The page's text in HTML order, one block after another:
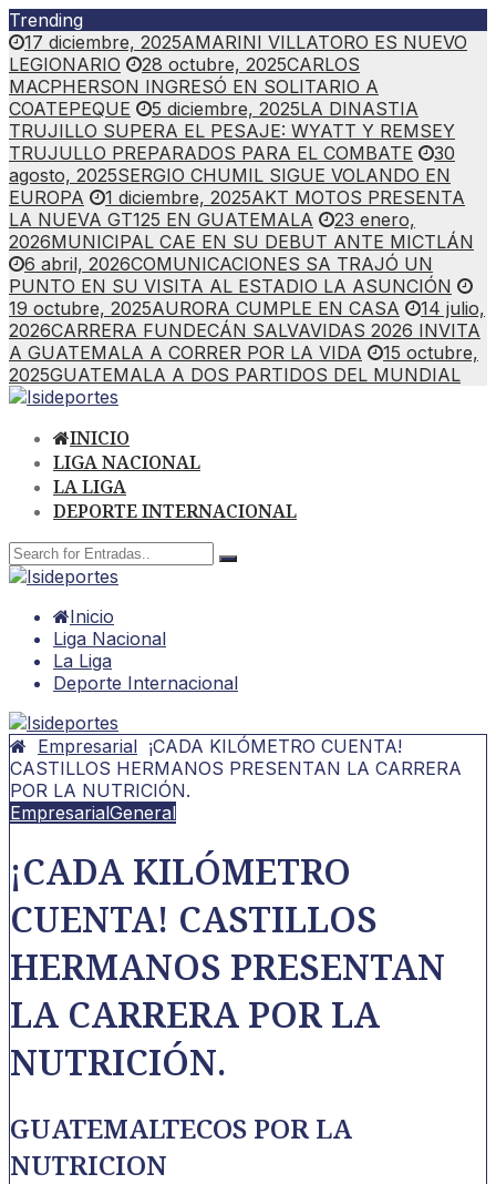
Skip
to
content
Trending
17 diciembre, 2025AMARINI VILLATORO ES NUEVO
LEGIONARIO
28 octubre, 2025CARLOS
MACPHERSON INGRESÓ EN SOLITARIO A
COATEPEQUE
5 diciembre, 2025LA DINASTIA
TRUJILLO SUPERA EL PESAJE: WYATT Y REMSEY
TRUJULLO PREPARADOS PARA EL COMBATE
30
agosto, 2025SERGIO CHUMIL SIGUE VOLANDO EN
EUROPA
1 diciembre, 2025AKT MOTOS PRESENTA
LA NUEVA GT125 EN GUATEMALA
23 enero,
2026MUNICIPAL CAE EN SU DEBUT ANTE MICTLÁN
6 abril, 2026COMUNICACIONES SA TRAJÓ UN
PUNTO EN SU VISITA AL ESTADIO LA ASUNCIÓN
19 octubre, 2025AURORA CUMPLE EN CASA
14 julio,
2026CARRERA FUNDECÁN SALVAVIDAS 2026 INVITA
A GUATEMALA A CORRER POR LA VIDA
15 octubre,
2025GUATEMALA A DOS PARTIDOS DEL MUNDIAL
INICIO
LIGA NACIONAL
LA LIGA
DEPORTE INTERNACIONAL
Inicio
Liga Nacional
La Liga
Deporte Internacional
Empresarial ¡CADA KILÓMETRO CUENTA!
CASTILLOS HERMANOS PRESENTAN LA CARRERA
POR LA NUTRICIÓN.
EmpresarialGeneral
¡CADA KILÓMETRO
CUENTA! CASTILLOS
HERMANOS PRESENTAN
LA CARRERA POR LA
NUTRICIÓN.
GUATEMALTECOS POR LA
NUTRICION